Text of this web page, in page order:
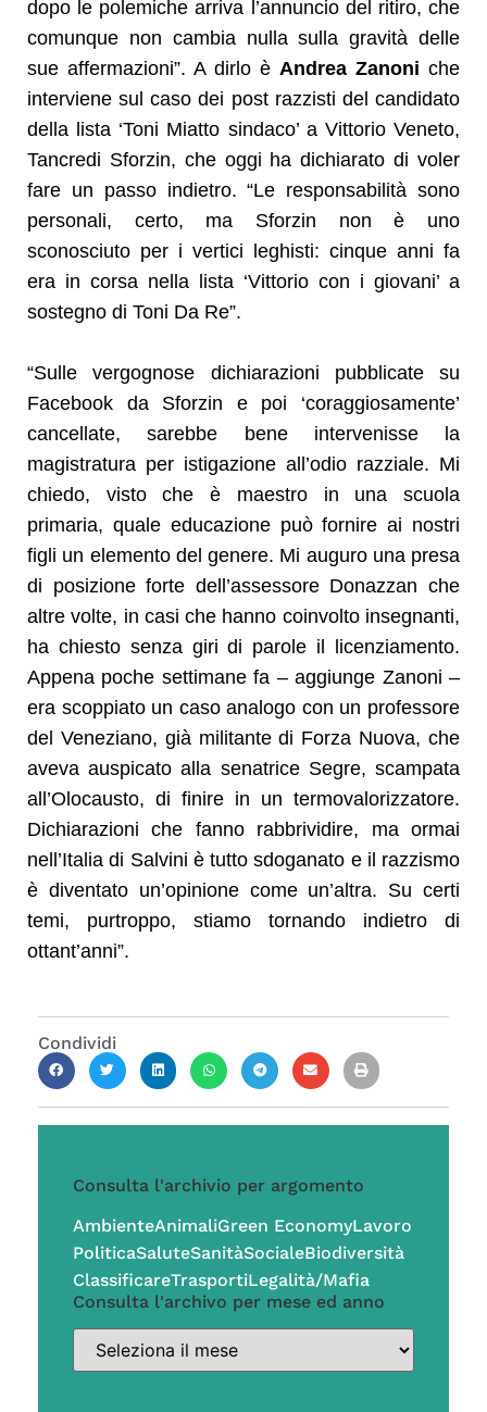
dopo le polemiche arriva l’annuncio del ritiro, che
comunque non cambia nulla sulla gravità delle
sue affermazioni”. A dirlo è Andrea Zanoni che
interviene sul caso dei post razzisti del candidato
della lista ‘Toni Miatto sindaco’ a Vittorio Veneto,
Tancredi Sforzin, che oggi ha dichiarato di voler
fare un passo indietro. “Le responsabilità sono
personali, certo, ma Sforzin non è uno
sconosciuto per i vertici leghisti: cinque anni fa
era in corsa nella lista ‘Vittorio con i giovani’ a
sostegno di Toni Da Re”.
“Sulle vergognose dichiarazioni pubblicate su
Facebook da Sforzin e poi ‘coraggiosamente’
cancellate, sarebbe bene intervenisse la
magistratura per istigazione all’odio razziale. Mi
chiedo, visto che è maestro in una scuola
primaria, quale educazione può fornire ai nostri
figli un elemento del genere. Mi auguro una presa
di posizione forte dell’assessore Donazzan che
altre volte, in casi che hanno coinvolto insegnanti,
ha chiesto senza giri di parole il licenziamento.
Appena poche settimane fa – aggiunge Zanoni –
era scoppiato un caso analogo con un professore
del Veneziano, già militante di Forza Nuova, che
aveva auspicato alla senatrice Segre, scampata
all’Olocausto, di finire in un termovalorizzatore.
Dichiarazioni che fanno rabbrividire, ma ormai
nell’Italia di Salvini è tutto sdoganato e il razzismo
è diventato un’opinione come un’altra. Su certi
temi, purtroppo, stiamo tornando indietro di
ottant’anni”.
Condividi
Consulta l'archivio per argomento
AmbienteAnimaliGreen EconomyLavoro
PoliticaSaluteSanitàSocialeBiodiversità
ClassificareTrasportiLegalità/Mafia
Consulta l'archivo per mese ed anno